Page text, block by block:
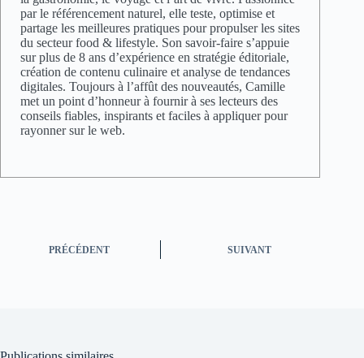
par le référencement naturel, elle teste, optimise et
partage les meilleures pratiques pour propulser les sites
du secteur food & lifestyle. Son savoir-faire s’appuie
sur plus de 8 ans d’expérience en stratégie éditoriale,
création de contenu culinaire et analyse de tendances
digitales. Toujours à l’affût des nouveautés, Camille
met un point d’honneur à fournir à ses lecteurs des
conseils fiables, inspirants et faciles à appliquer pour
rayonner sur le web.
PRÉCÉDENT SUIVANT